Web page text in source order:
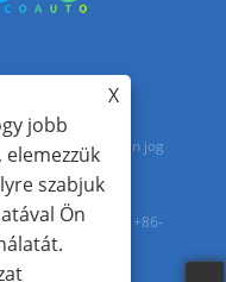
Co., Ltd. Minden jog
HÁLÓZATJack Lin: +86-
X
jobb
szabjuk
Ön